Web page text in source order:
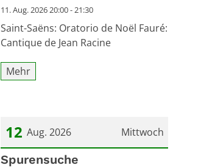
11. Aug. 2026 20:00 - 21:30
Saint-Saëns: Oratorio de Noël Fauré:
Cantique de Jean Racine
Mehr
Mittwoch
12 Aug. 2026
Datum: 12. August 2026
Spurensuche